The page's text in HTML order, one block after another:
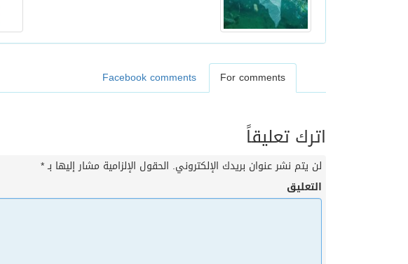
For comments
Facebook comments
اترك تعليقاً
لن يتم نشر عنوان بريدك الإلكتروني. الحقول الإلزامية مشار إليها بـ*
التعليق